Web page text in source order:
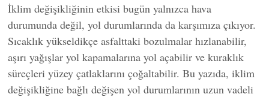
İklim değişikliğinin etkisi bugün yalnızca hava
durumunda değil, yol durumlarında da karşımıza çıkıyor.
Sıcaklık yükseldikçe asfalttaki bozulmalar hızlanabilir,
aşırı yağışlar yol kapamalarına yol açabilir ve kuraklık
süreçleri yüzey çatlaklarını çoğaltabilir. Bu yazıda, iklim
değişikliğine bağlı değişen yol durumlarının uzun vadeli